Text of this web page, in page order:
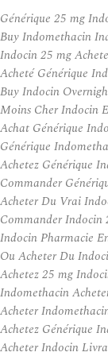
Générique 25 mg
Buy Indomethacin
Indocin 25 mg
Acheté Générique
Buy Indocin
Moins Cher Indocin
Achat Générique
Générique
Achetez Générique
Commander
Acheter Du Vrai
Commander Indocin
Indocin Pharmacie
Ou Acheter Du
Achetez 25 mg
Indomethacin
Acheter
Achetez Générique
Acheter Indocin